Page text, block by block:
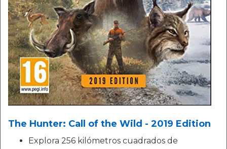
The Hunter: Call of the Wild - 2019 Edition
Explora 256 kilómetros cuadrados de